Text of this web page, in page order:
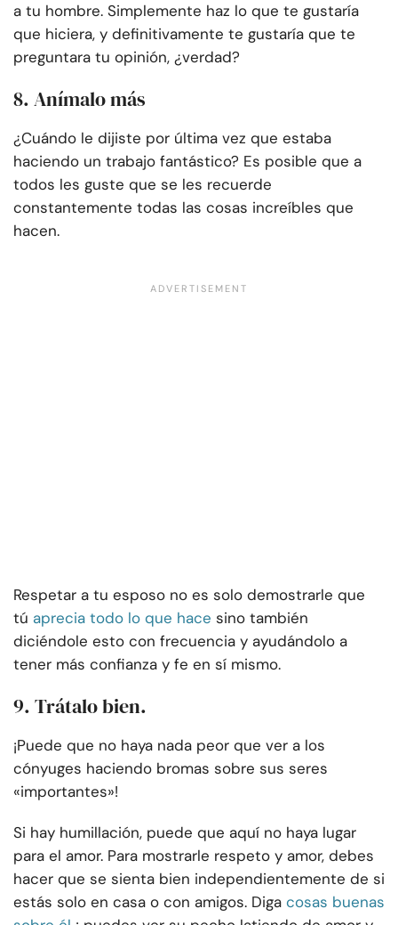
a tu hombre. Simplemente haz lo que te gustaría
que hiciera, y definitivamente te gustaría que te
preguntara tu opinión, ¿verdad?
8. Anímalo más
¿Cuándo le dijiste por última vez que estaba
haciendo un trabajo fantástico? Es posible que a
todos les guste que se les recuerde
constantemente todas las cosas increíbles que
hacen.
Respetar a tu esposo no es solo demostrarle que
tú aprecia todo lo que hace sino también
diciéndole esto con frecuencia y ayudándolo a
tener más confianza y fe en sí mismo.
9. Trátalo bien.
¡Puede que no haya nada peor que ver a los
cónyuges haciendo bromas sobre sus seres
«importantes»!
Si hay humillación, puede que aquí no haya lugar
para el amor. Para mostrarle respeto y amor, debes
hacer que se sienta bien independientemente de si
estás solo en casa o con amigos. Diga cosas buenas